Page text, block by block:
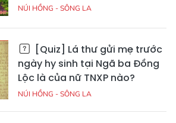
NÚI HỒNG - SÔNG LA
[Quiz] Lá thư gửi mẹ trước
ngày hy sinh tại Ngã ba Đồng
Lộc là của nữ TNXP nào?
NÚI HỒNG - SÔNG LA